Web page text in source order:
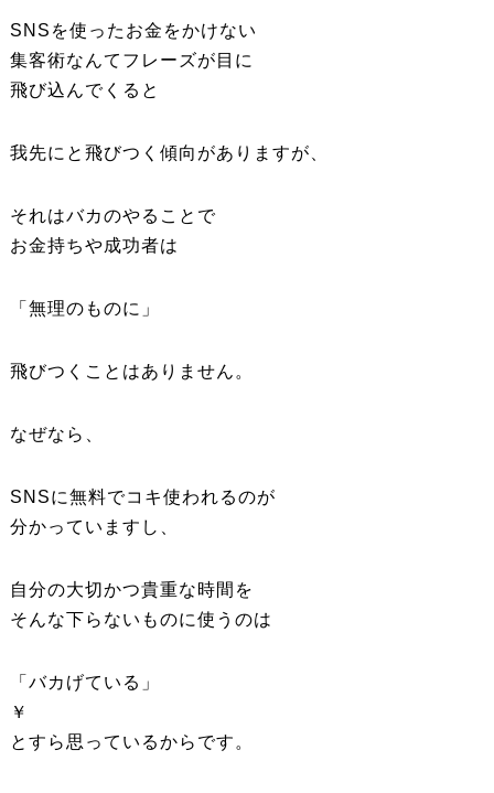
SNSを使ったお金をかけない
集客術なんてフレーズが目に
飛び込んでくると
我先にと飛びつく傾向がありますが、
それはバカのやることで
お金持ちや成功者は
「無理のものに」
飛びつくことはありません。
なぜなら、
SNSに無料でコキ使われるのが
分かっていますし、
自分の大切かつ貴重な時間を
そんな下らないものに使うのは
「バカげている」
￥
とすら思っているからです。